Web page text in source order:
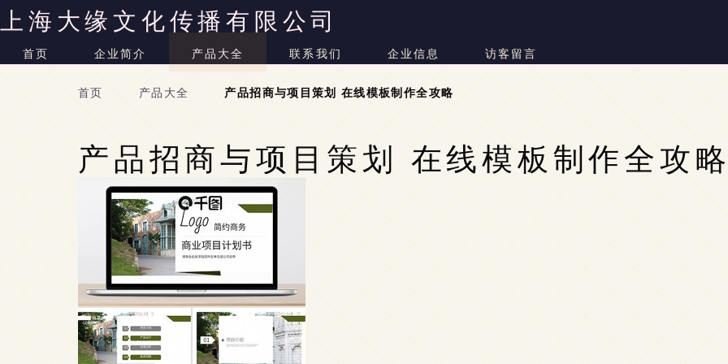
上海大缘文化传播有限公司
首页 企业简介 产品大全 联系我们 企业信息 访客留言
首页 产品大全 产品招商与项目策划 在线模板制作全攻略
产品招商与项目策划 在线模板制作全攻